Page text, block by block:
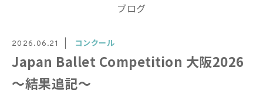
ブログ
2026.06.21 コンクール
Japan Ballet Competition 大阪2026
〜結果追記〜